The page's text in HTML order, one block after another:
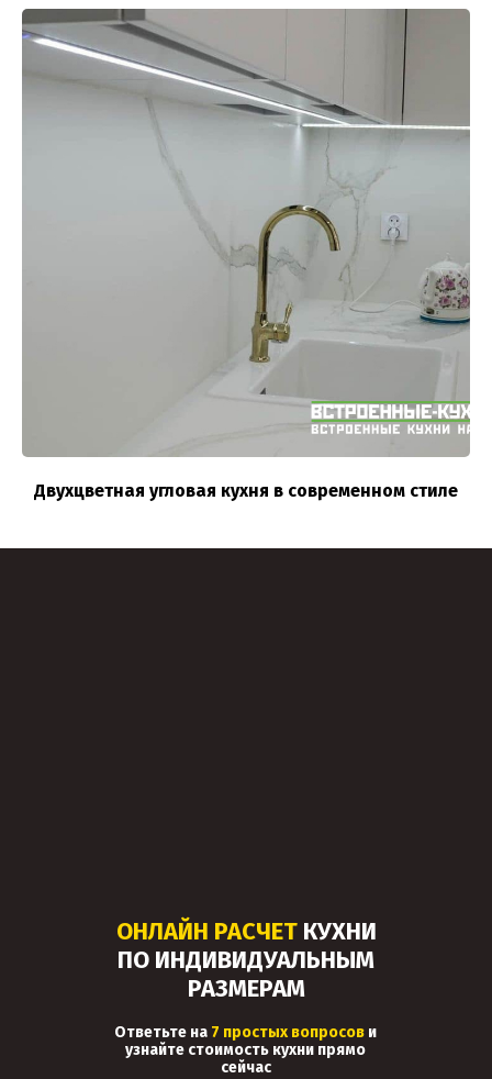
Двухцветная угловая кухня в современном стиле
Ответьте на 7 простых вопросов и
узнайте стоимость кухни прямо
сейчас
ОНЛАЙН РАСЧЕТКУХНИ
ПО ИНДИВИДУАЛЬНЫМ
РАЗМЕРАМ